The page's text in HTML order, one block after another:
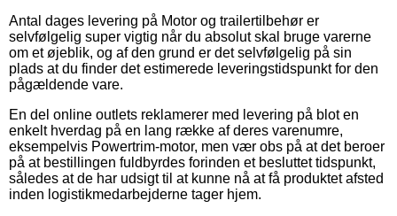
Antal dages levering på Motor og trailertilbehør er
selvfølgelig super vigtig når du absolut skal bruge varerne
om et øjeblik, og af den grund er det selvfølgelig på sin
plads at du finder det estimerede leveringstidspunkt for den
pågældende vare.
En del online outlets reklamerer med levering på blot en
enkelt hverdag på en lang række af deres varenumre,
eksempelvis Powertrim-motor, men vær obs på at det beroer
på at bestillingen fuldbyrdes forinden et besluttet tidspunkt,
således at de har udsigt til at kunne nå at få produktet afsted
inden logistikmedarbejderne tager hjem.